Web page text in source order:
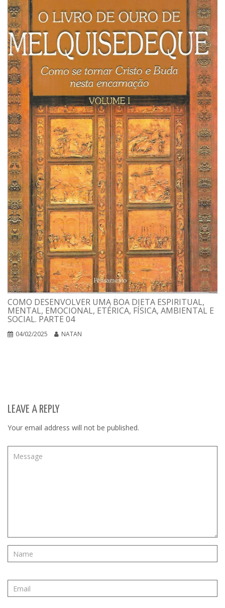
COMO DESENVOLVER UMA BOA DIETA ESPIRITUAL,
MENTAL, EMOCIONAL, ETÉRICA, FÍSICA, AMBIENTAL E
SOCIAL. PARTE 04
04/02/2025 NATAN
LEAVE A REPLY
Your email address will not be published.